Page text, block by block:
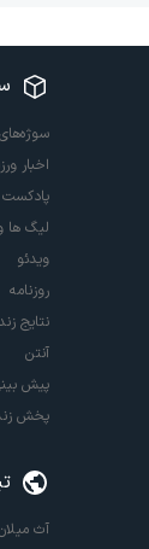
اخبار
پادکست
لیگ ها
ویدئو
روزنامه
نتایج
آنتن
پیش
پخش
آث